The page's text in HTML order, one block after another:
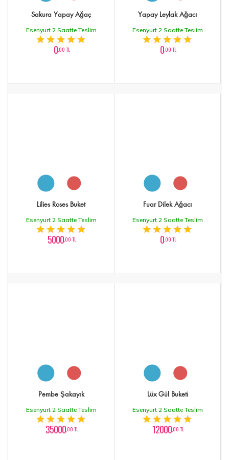
Sakura Yapay Ağaç
Esenyurt 2 Saatte Teslim
0,00 TL
Yapay Leylak Ağacı
Esenyurt 2 Saatte Teslim
0,00 TL
Lilies Roses Buket
Esenyurt 2 Saatte Teslim
5000,00 TL
Fuar Dilek Ağacı
Esenyurt 2 Saatte Teslim
0,00 TL
Pembe Şakayık
Esenyurt 2 Saatte Teslim
35000,00 TL
Lüx Gül Buketi
Esenyurt 2 Saatte Teslim
12000,00 TL